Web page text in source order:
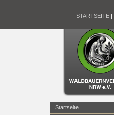
STARTSEITE |
Startseite